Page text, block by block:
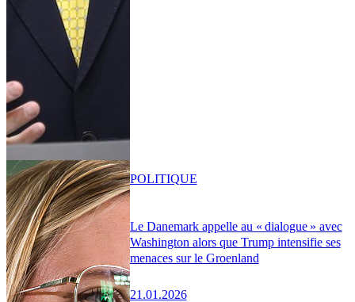
Le Danemark appelle au « dialogue » avec
Washington alors que Trump intensifie ses
menaces sur le Groenland
21.01.2026
POLITIQUE